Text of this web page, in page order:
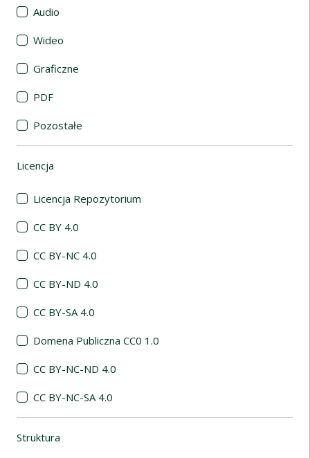
Audio
Wideo
Graficzne
PDF
Pozostałe
Licencja
Licencja Repozytorium
CC BY 4.0
CC BY-NC 4.0
CC BY-ND 4.0
CC BY-SA 4.0
Domena Publiczna CC0 1.0
CC BY-NC-ND 4.0
CC BY-NC-SA 4.0
Struktura